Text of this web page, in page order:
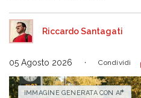
Riccardo Santagati
05 Agosto 2026 Condividi
IMMAGINE GENERATA CON AI